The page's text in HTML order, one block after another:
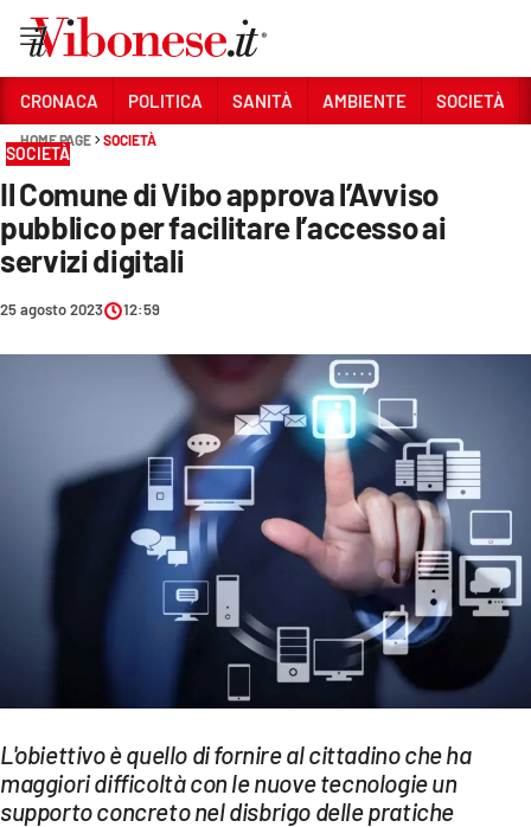
Sezioni
CRONACA
POLITICA
ECONOMIA E LAVORO
LAC TV
LAC NETWORK
LAC ONAIR
CRONACA POLITICA SANITÀ AMBIENTE SOCIETÀ
HOME PAGE SOCIETÀ
SOCIETÀ
Il Comune di Vibo approva l’Avviso
pubblico per facilitare l’accesso ai
servizi digitali
25 agosto 2023 12:59
L'obiettivo è quello di fornire al cittadino che ha
maggiori difficoltà con le nuove tecnologie un
supporto concreto nel disbrigo delle pratiche